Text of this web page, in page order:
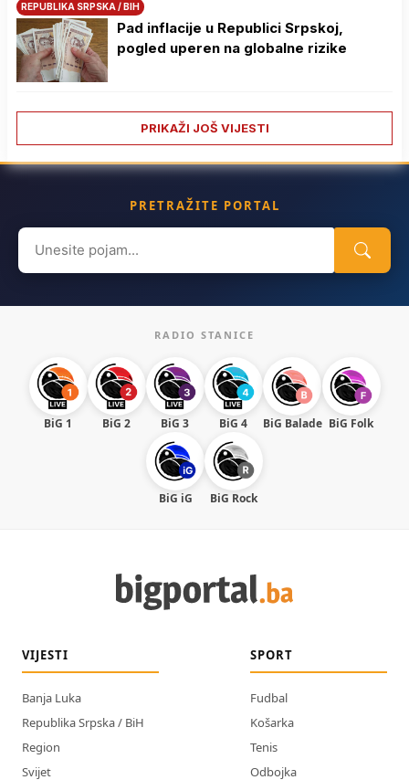
REPUBLIKA SRPSKA / BIH
Pad inflacije u Republici Srpskoj,
pogled uperen na globalne rizike
PRIKAŽI JOŠ VIJESTI
PRETRAŽITE PORTAL
Search
for:
RADIO STANICE
BiG 1 BiG 2 BiG 3 BiG 4 BiG Balade BiG Folk
BiG iG BiG Rock
VIJESTI
Banja Luka
Republika Srpska / BiH
Region
Svijet
SPORT
Fudbal
Košarka
Tenis
Odbojka